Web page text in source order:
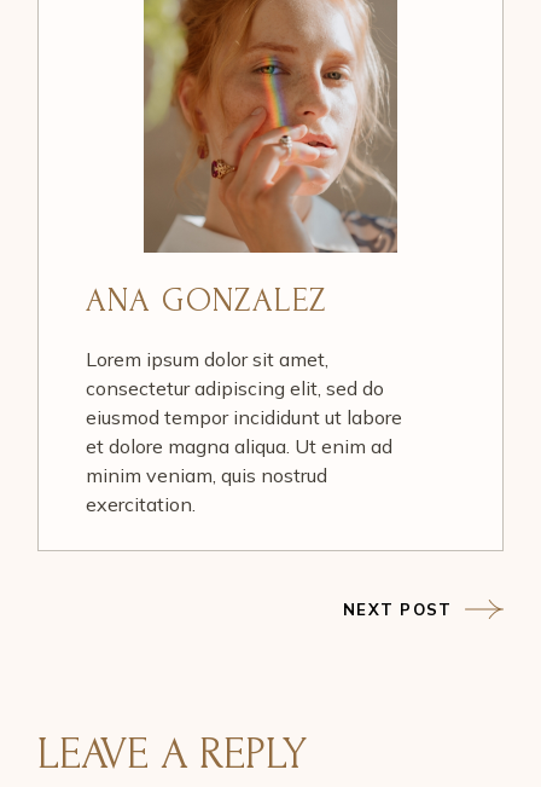
ANA GONZALEZ
Lorem ipsum dolor sit amet,
consectetur adipiscing elit, sed do
eiusmod tempor incididunt ut labore
et dolore magna aliqua. Ut enim ad
minim veniam, quis nostrud
exercitation.
NEXT POST
LEAVE A REPLY